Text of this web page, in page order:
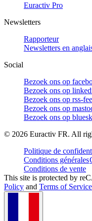
Euractiv Pro
Newsletters
Rapporteur
Newsletters en
Social
Bezoek ons op
Bezoek ons op
Bezoek ons op rss-
Bezoek ons op
Bezoek ons op
© 2026 Euractiv FR. All
Politique de
Conditions générales
Conditions de vente
This site is protected by
Policy and Terms of Service